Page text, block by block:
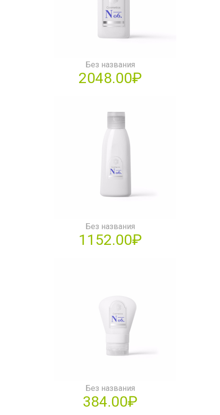
Без названия
2048.00₽
Без названия
1152.00₽
Без названия
384.00₽